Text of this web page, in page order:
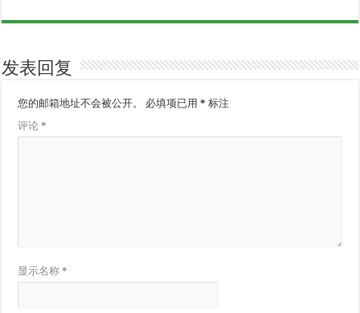
发表回复
您的邮箱地址不会被公开。 必填项已用* 标注
评论*
显示名称*